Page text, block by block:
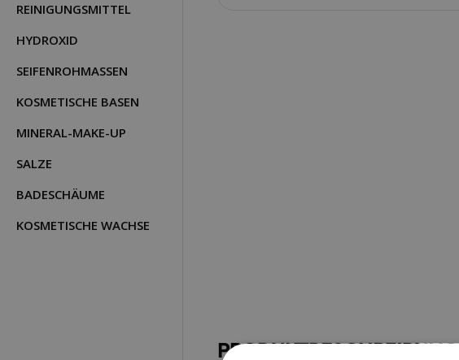
REINIGUNGSMITTEL
HYDROXID
SEIFENROHMASSEN
KOSMETISCHE BASEN
MINERAL-MAKE-UP
SALZE
BADESCHÄUME
KOSMETISCHE WACHSE
PRODUKTBESCHREIBUNG